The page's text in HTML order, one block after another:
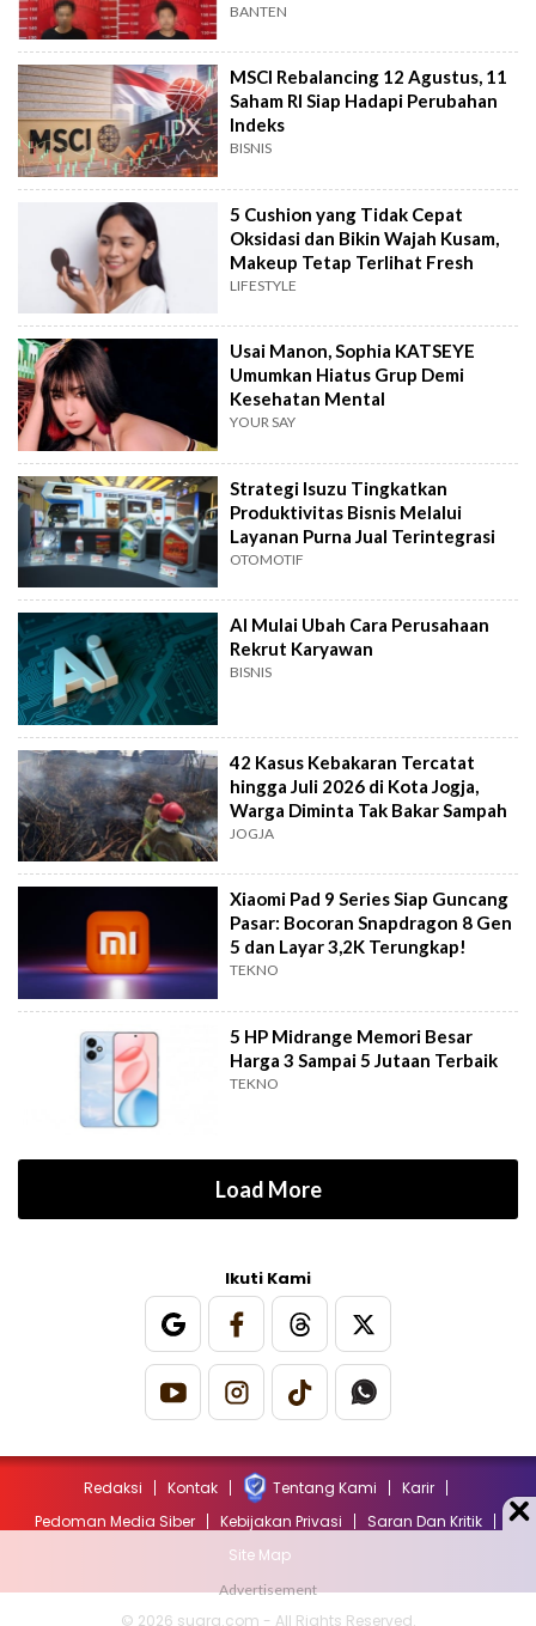
BANTEN
MSCI Rebalancing 12 Agustus, 11
Saham RI Siap Hadapi Perubahan
Indeks
BISNIS
5 Cushion yang Tidak Cepat
Oksidasi dan Bikin Wajah Kusam,
Makeup Tetap Terlihat Fresh
LIFESTYLE
Usai Manon, Sophia KATSEYE
Umumkan Hiatus Grup Demi
Kesehatan Mental
YOUR SAY
Strategi Isuzu Tingkatkan
Produktivitas Bisnis Melalui
Layanan Purna Jual Terintegrasi
OTOMOTIF
AI Mulai Ubah Cara Perusahaan
Rekrut Karyawan
BISNIS
42 Kasus Kebakaran Tercatat
hingga Juli 2026 di Kota Jogja,
Warga Diminta Tak Bakar Sampah
JOGJA
Xiaomi Pad 9 Series Siap Guncang
Pasar: Bocoran Snapdragon 8 Gen
5 dan Layar 3,2K Terungkap!
TEKNO
5 HP Midrange Memori Besar
Harga 3 Sampai 5 Jutaan Terbaik
TEKNO
Load More
Ikuti Kami
Redaksi Kontak Tentang Kami
Karir
Pedoman Media Siber
Kebijakan Privasi
Saran Dan Kritik
Site Map
© 2026 suara.com - All Rights Reserved.